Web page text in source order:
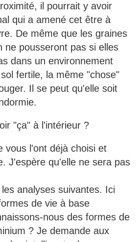
il pourrait y avoir
qui a amené cet être à
De même que les graines
ne pousseront pas si elles
dans un environnement
fertile, la même "chose"
Il se peut qu'elle soit
"ça" à l'intérieur ?
vous l'ont déjà choisi et
J'espère qu'elle ne sera pas
analyses suivantes. Ici
de vie à base
nous des formes de
? Je demande aux